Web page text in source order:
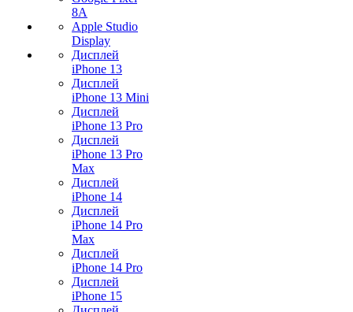
8A
Apple Studio
Display
Дисплей
iPhone 13
Дисплей
iPhone 13 Mini
Дисплей
iPhone 13 Pro
Дисплей
iPhone 13 Pro
Max
Дисплей
iPhone 14
Дисплей
iPhone 14 Pro
Max
Дисплей
iPhone 14 Pro
Дисплей
iPhone 15